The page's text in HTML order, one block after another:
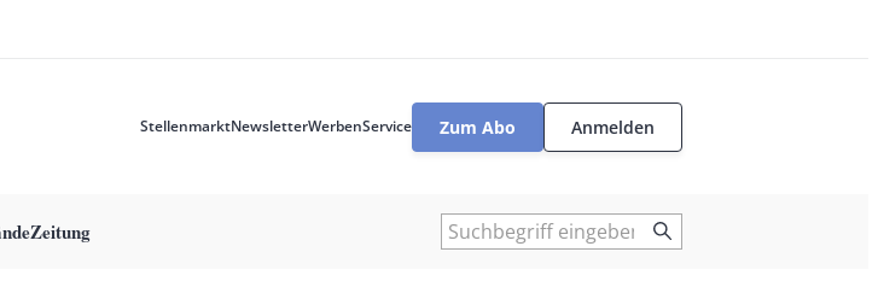
StellenmarktNewsletterWerbenService
User
Zum Abo Anmelden
Zeitung Suche